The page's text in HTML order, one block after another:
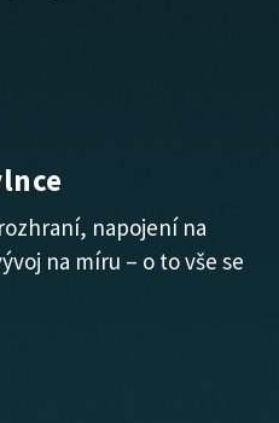
napojení na
na míru – o to vše se